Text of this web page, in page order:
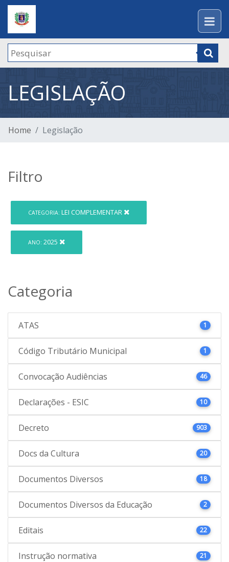
LEGISLAÇÃO
Home Legislação
Filtro
CATEGORIA: LEI COMPLEMENTAR
ANO: 2025
Categoria
ATAS 1
Código Tributário Municipal 1
Convocação Audiências 46
Declarações - ESIC 10
Decreto 903
Docs da Cultura 20
Documentos Diversos 18
Documentos Diversos da Educação 2
Editais 22
Instrução normativa 21